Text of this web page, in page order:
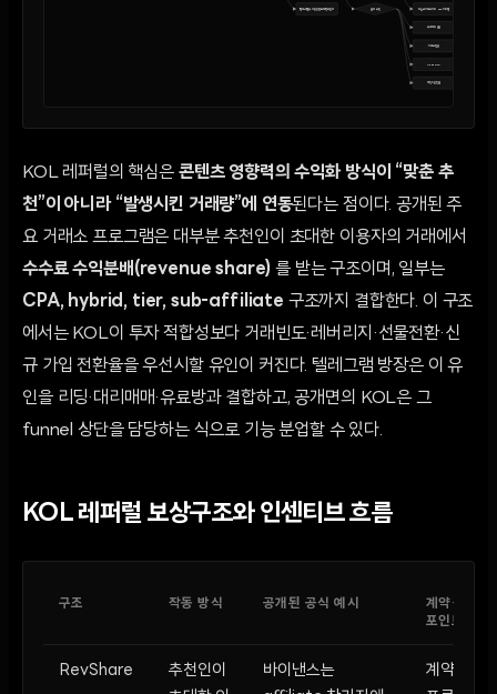
국내 계좌 송금
개인지갑 연결
KOL 레퍼럴의 핵심은 콘텐츠 영향력의 수익화 방식이 “맞춘 추
천”이 아니라 “발생시킨 거래량”에 연동된다는 점이다. 공개된 주
요 거래소 프로그램은 대부분 추천인이 초대한 이용자의 거래에서
수수료 수익분배(revenue share) 를 받는 구조이며, 일부는
CPA, hybrid, tier, sub-affiliate 구조까지 결합한다. 이 구조
에서는 KOL이 투자 적합성보다 거래빈도·레버리지·선물전환·신
규 가입 전환율을 우선시할 유인이 커진다. 텔레그램 방장은 이 유
인을 리딩·대리매매·유료방과 결합하고, 공개면의 KOL은 그
funnel 상단을 담당하는 식으로 기능 분업할 수 있다.
KOL 레퍼럴 보상구조와 인센티브 흐름
구조 작동 방식 공개된 공식 예시
계약·운영
포인트
RevShare
추천인이
바이낸스는
계약형